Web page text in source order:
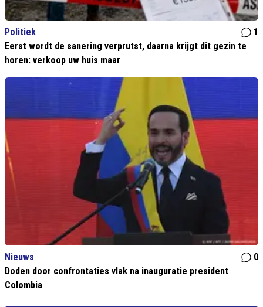
Politiek
1
Eerst wordt de sanering verprutst, daarna krijgt dit gezin te
horen: verkoop uw huis maar
Nieuws
0
Doden door confrontaties vlak na inauguratie president
Colombia